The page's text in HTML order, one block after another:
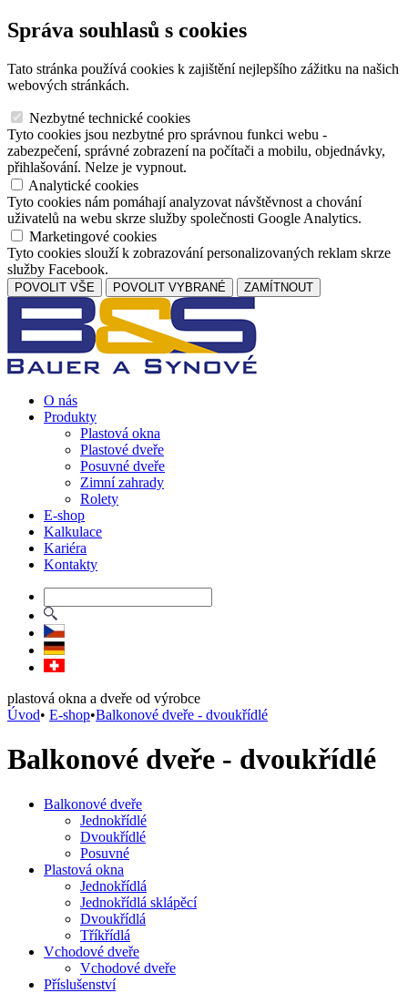
Správa souhlasů s cookies
Tato stránka používá cookies k zajištění nejlepšího zážitku na našich
webových stránkách.
Nezbytné technické cookies
Tyto cookies jsou nezbytné pro správnou funkci webu -
zabezpečení, správné zobrazení na počítači a mobilu, objednávky,
přihlašování. Nelze je vypnout.
Analytické cookies
Tyto cookies nám pomáhají analyzovat návštěvnost a chování
uživatelů na webu skrze služby společnosti Google Analytics.
Marketingové cookies
Tyto cookies slouží k zobrazování personalizovaných reklam skrze
služby Facebook.
POVOLIT VŠE POVOLIT VYBRANÉ ZAMÍTNOUT
O nás
Produkty
Plastová okna
Plastové dveře
Posuvné dveře
Zimní zahrady
Rolety
E-shop
Kalkulace
Kariéra
Kontakty
plastová okna a dveře od výrobce
Úvod• E-shop•Balkonové dveře - dvoukřídlé
Balkonové dveře - dvoukřídlé
Balkonové dveře
Jednokřídlé
Dvoukřídlé
Posuvné
Plastová okna
Jednokřídlá
Jednokřídlá sklápěcí
Dvoukřídlá
Tříkřídlá
Vchodové dveře
Vchodové dveře
Příslušenství